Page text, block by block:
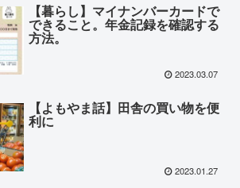
【暮らし】マイナンバーカードで
できること。年金記録を確認する
方法。
2023.03.07
【よもやま話】田舎の買い物を便
利に
2023.01.27